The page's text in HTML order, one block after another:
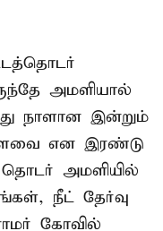
அமளியால்
வது நாளான இன்றும்
என இரண்டு
தொடர் அமளியில்
நீட் தேர்வு
கோவில்